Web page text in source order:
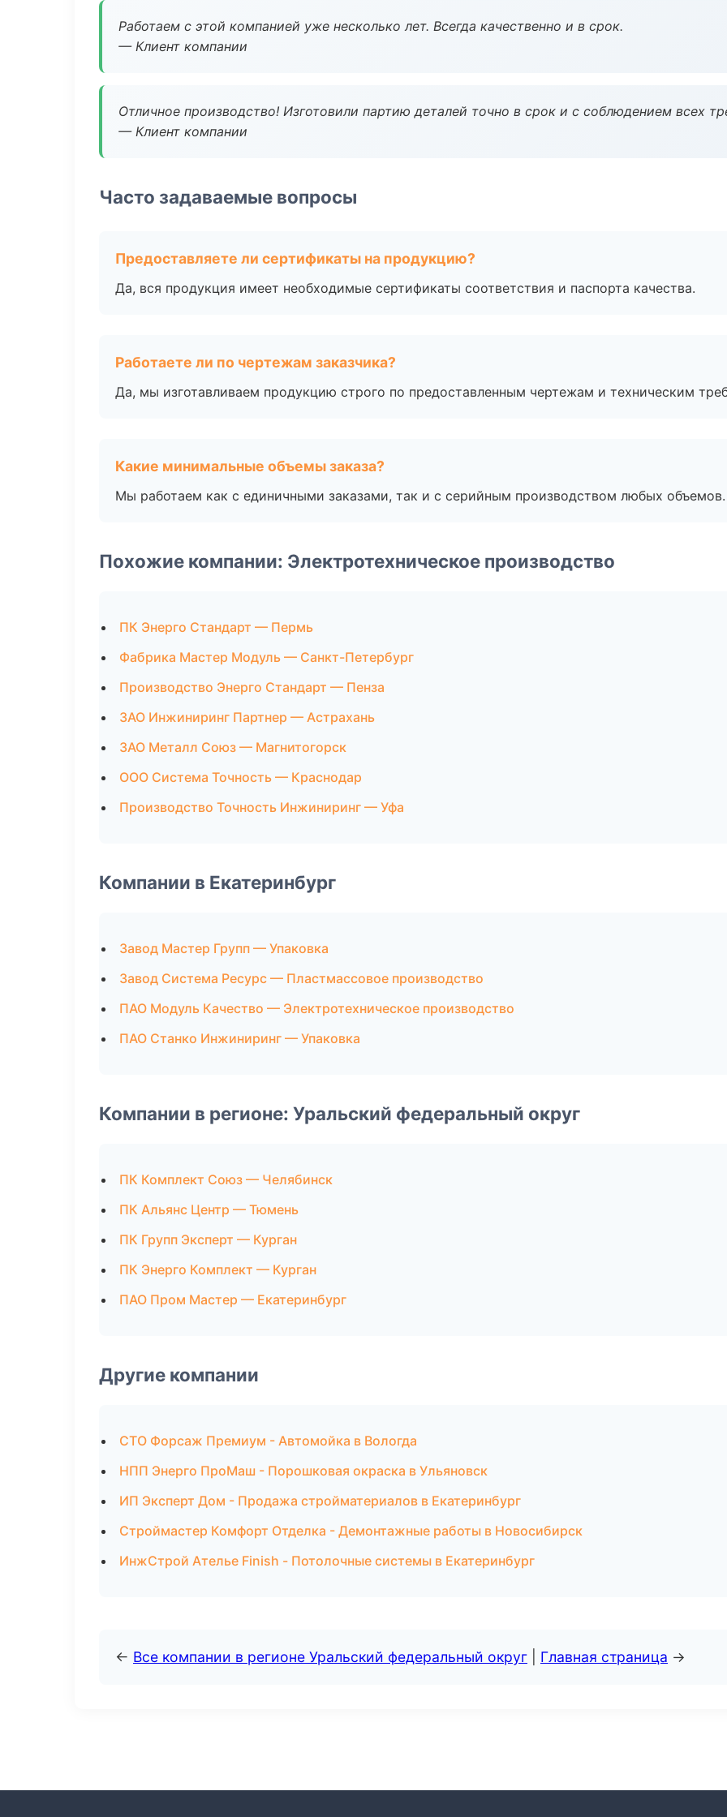
Работаем с этой компанией уже несколько лет. Всегда качественно и в срок.
— Клиент компании
Отличное производство! Изготовили партию деталей точно в срок и с соблюдением всех
— Клиент компании
Часто задаваемые вопросы
Предоставляете ли сертификаты на продукцию?
Да, вся продукция имеет необходимые сертификаты соответствия и паспорта качества.
Работаете ли по чертежам заказчика?
Да, мы изготавливаем продукцию строго по предоставленным чертежам и техническим
Какие минимальные объемы заказа?
Мы работаем как с единичными заказами, так и с серийным производством любых объемов.
Похожие компании: Электротехническое производство
ПК Энерго Стандарт — Пермь
Фабрика Мастер Модуль — Санкт-Петербург
Производство Энерго Стандарт — Пенза
ЗАО Инжиниринг Партнер — Астрахань
ЗАО Металл Союз — Магнитогорск
ООО Система Точность — Краснодар
Производство Точность Инжиниринг — Уфа
Компании в Екатеринбург
Завод Мастер Групп — Упаковка
Завод Система Ресурс — Пластмассовое производство
ПАО Модуль Качество — Электротехническое производство
ПАО Станко Инжиниринг — Упаковка
Компании в регионе: Уральский федеральный округ
ПК Комплект Союз — Челябинск
ПК Альянс Центр — Тюмень
ПК Групп Эксперт — Курган
ПК Энерго Комплект — Курган
ПАО Пром Мастер — Екатеринбург
Другие компании
СТО Форсаж Премиум - Автомойка в Вологда
НПП Энерго ПроМаш - Порошковая окраска в Ульяновск
ИП Эксперт Дом - Продажа стройматериалов в Екатеринбург
Строймастер Комфорт Отделка - Демонтажные работы в Новосибирск
ИнжСтрой Ателье Finish - Потолочные системы в Екатеринбург
← Все компании в регионе Уральский федеральный округ Главная страница →